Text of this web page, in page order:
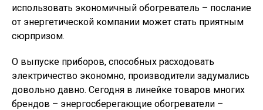
использовать экономичный обогреватель – послание
от энергетической компании может стать приятным
сюрпризом.
О выпуске приборов, способных расходовать
электричество экономно, производители задумались
довольно давно. Сегодня в линейке товаров многих
брендов – энергосберегающие обогреватели –